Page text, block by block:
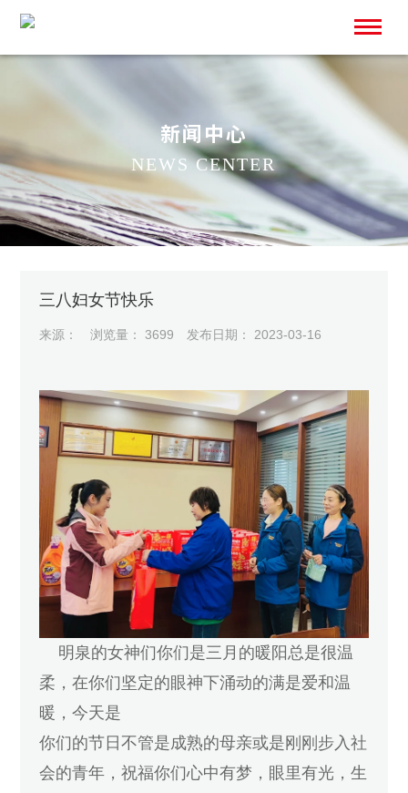
SCROLL
新闻中心
NEWS CENTER
三八妇女节快乐
来源： 浏览量： 3699 发布日期： 2023-03-16
明泉的女神们你们是三月的暖阳总是很温
柔，在你们坚定的眼神下涌动的满是爱和温
暖，今天是
你们的节日不管是成熟的母亲或是刚刚步入社
会的青年，祝福你们心中有梦，眼里有光，生